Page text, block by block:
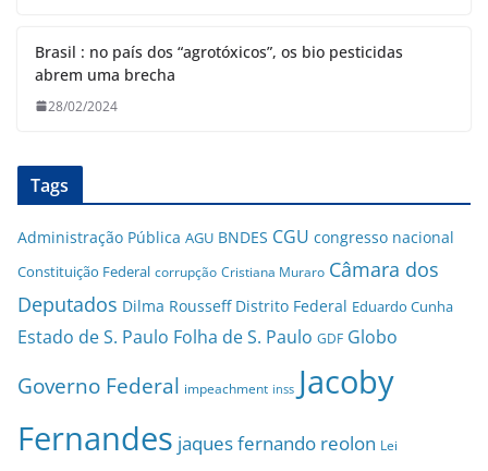
Brasil : no país dos “agrotóxicos”, os bio pesticidas
abrem uma brecha
28/02/2024
Tags
Administração Pública AGU BNDES CGU congresso nacional
Constituição Federal corrupção Cristiana Muraro Câmara dos
Deputados Dilma Rousseff Distrito Federal Eduardo Cunha
Estado de S. Paulo Folha de S. Paulo GDF Globo
Governo Federal impeachment inss Jacoby
Fernandes jaques fernando reolon Lei